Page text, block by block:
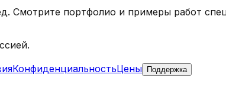
Смотрите портфолио и примеры работ
КонфиденциальностьЦены Поддержка